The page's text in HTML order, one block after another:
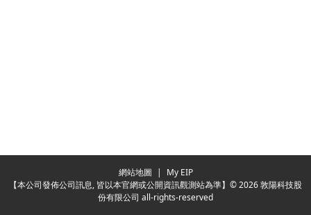
網站地圖 |
My EIP
【本公司發佈公司訊息, 皆以本官網或公開資訊觀測站為準】© 2026 敦陽科技股
份有限公司 all-rights-reserved